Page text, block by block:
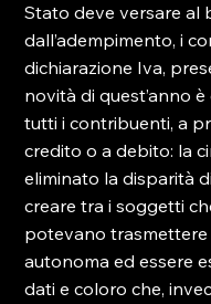
Stato deve versare al
dall’adempimento, i
dichiarazione Iva,
novità di quest’anno
tutti i contribuenti, a
credito o a debito: la
eliminato la disparità
creare tra i soggetti
potevano trasmettere
autonoma ed essere
dati e coloro che,